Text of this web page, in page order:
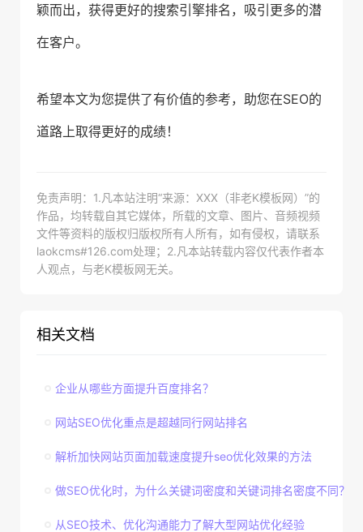
颖而出，获得更好的搜索引擎排名，吸引更多的潜
在客户。
希望本文为您提供了有价值的参考，助您在SEO的
道路上取得更好的成绩！
免责声明：1.凡本站注明“来源：XXX（非老K模板网）”的
作品，均转载自其它媒体，所载的文章、图片、音频视频
文件等资料的版权归版权所有人所有，如有侵权，请联系
laokcms#126.com处理；2.凡本站转载内容仅代表作者本
人观点，与老K模板网无关。
相关文档
企业从哪些方面提升百度排名？
网站SEO优化重点是超越同行网站排名
解析加快网站页面加载速度提升seo优化效果的方法
做SEO优化时，为什么关键词密度和关键词排名密度不同？
从SEO技术、优化沟通能力了解大型网站优化经验